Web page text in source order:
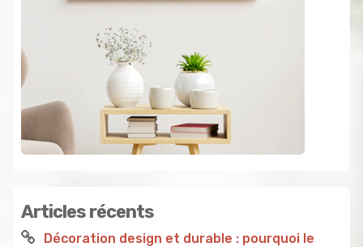
Articles récents
Décoration design et durable : pourquoi le